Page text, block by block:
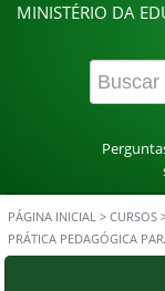
MINISTÉRIO DA
PÁGINA INICIAL > CURSOS
PRÁTICA PEDAGÓGICA